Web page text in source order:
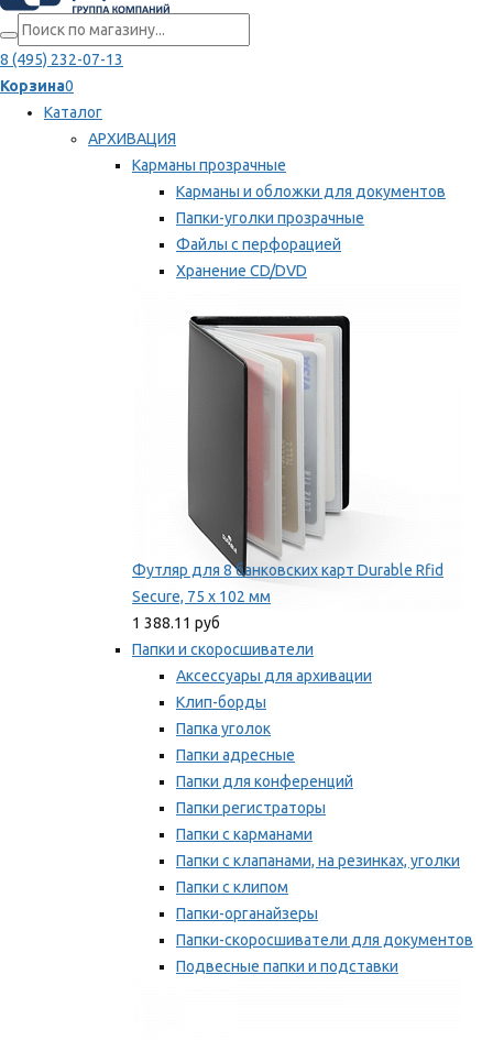
8 (495) 232-07-13
Корзина0
Каталог
АРХИВАЦИЯ
Карманы прозрачные
Карманы и обложки для документов
Папки-уголки прозрачные
Файлы с перфорацией
Хранение CD/DVD
Мы рекомендуем
Футляр для 8 банковских карт Durable Rfid
Secure, 75 х 102 мм
1 388.11 руб
Папки и скоросшиватели
Аксессуары для архивации
Клип-борды
Папка уголок
Папки адресные
Папки для конференций
Папки регистраторы
Папки с карманами
Папки с клапанами, на резинках, уголки
Папки с клипом
Папки-органайзеры
Папки-скоросшиватели для документов
Подвесные папки и подставки